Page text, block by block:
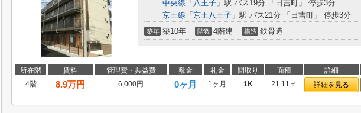
中央線 「 八王子 」駅 バス19分 「日吉町」 停歩3分
京王線 「 京王八王子 」駅 バス21分 「日吉町」 停歩3分
築年 築10年 階数 4階建 構造 鉄骨造
所在階 賃料 管理費・共益費 敷金 礼金 間取り 面積 詳細
4階
8.9万円 6,000円 0ヶ月 1ヶ月 1K 21.11㎡ 詳細を見る